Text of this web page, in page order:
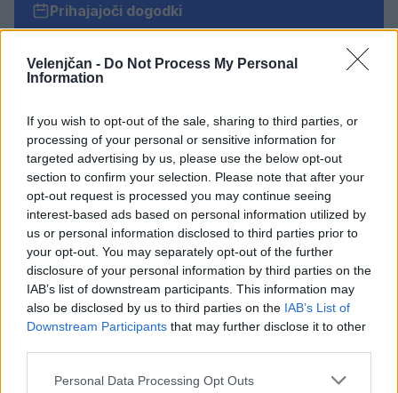
Velenjčan - Do Not Process My Personal
Information
If you wish to opt-out of the sale, sharing to third parties, or
processing of your personal or sensitive information for
targeted advertising by us, please use the below opt-out
section to confirm your selection. Please note that after your
opt-out request is processed you may continue seeing
interest-based ads based on personal information utilized by
us or personal information disclosed to third parties prior to
your opt-out. You may separately opt-out of the further
disclosure of your personal information by third parties on the
IAB’s list of downstream participants. This information may
also be disclosed by us to third parties on the IAB’s List of
Downstream Participants that may further disclose it to other
Personal Data Processing Opt Outs
Prihajajoči dogodki
8 08:00
AVG
8
Fuj, gosenica!
10:00
AVG
8
Backrooms: Brez izhoda
21:00
Vsi dogodki →
Najbolj brano
moškega udaril s steklenico in ga zabodel